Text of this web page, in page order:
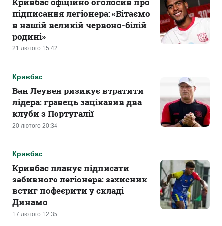
21 лютого 15:42
підписання легіонера: «Вітаємо
в нашій великій червоно-білій
родині‎»
Кривбас
20 лютого 20:34
Ван Леувен ризикує втратити
лідера: гравець зацікавив два
клуби з Португалії
Кривбас
17 лютого 12:35
Кривбас планує підписати
забивного легіонера: захисник
встиг пофеєрити у складі
Динамо